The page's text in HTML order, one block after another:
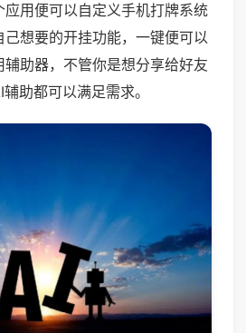
用便可以自定义手机打牌系统
想要的开挂功能，一键便可以
助器，不管你是想分享给好友
助都可以满足需求。